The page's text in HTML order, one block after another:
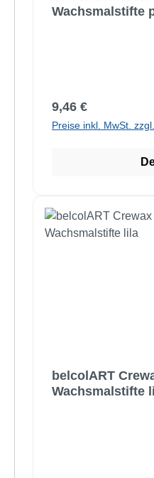
Wachsmalstifte
Regulärer Preis:
9,46 €
Preise inkl. MwSt.
belcolART
Wachsmalstifte